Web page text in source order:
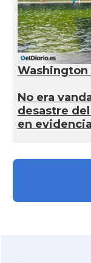
Washington
No era
desastre
en